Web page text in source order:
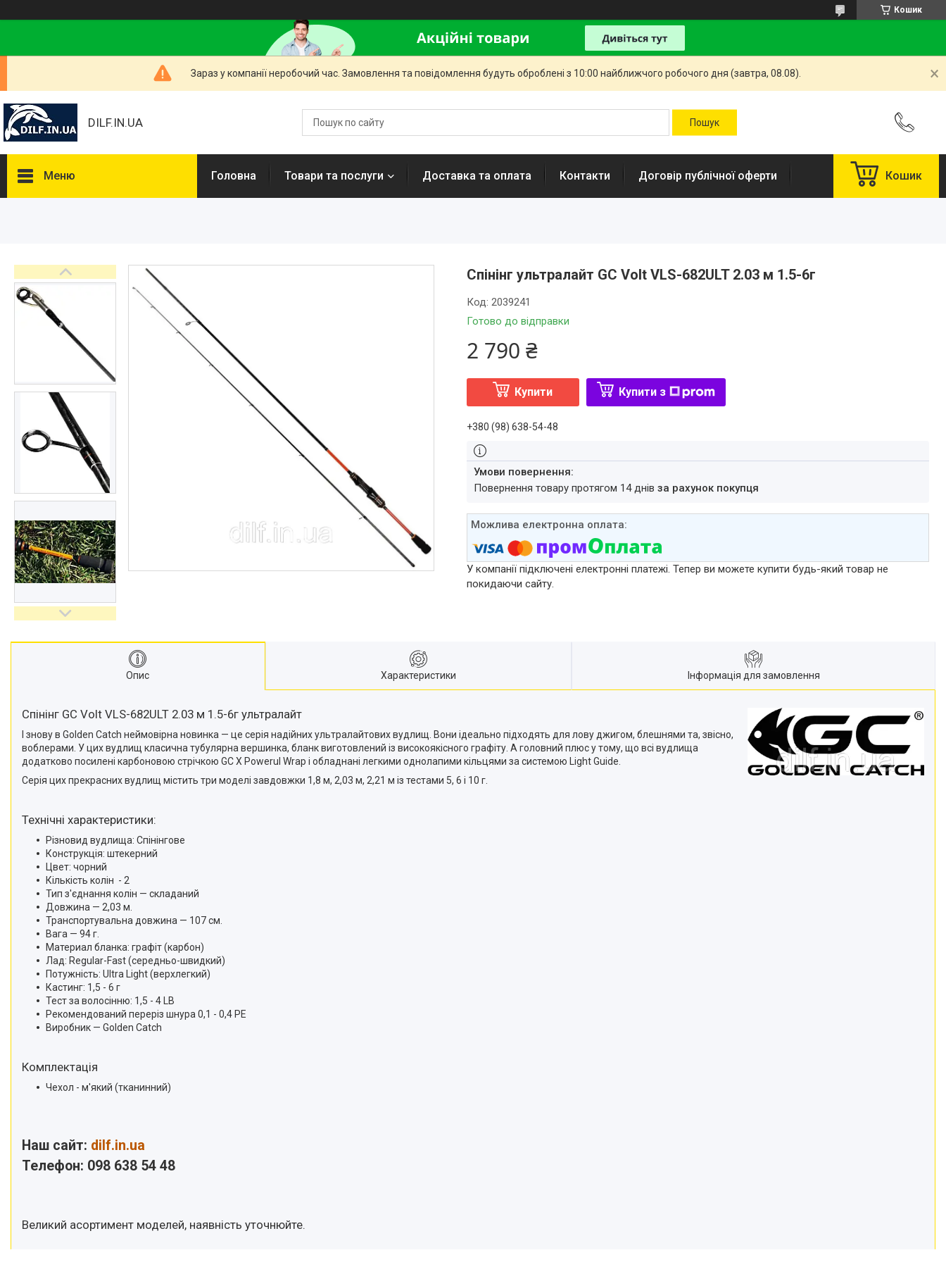
Кошик
Зараз у компанії неробочий час. Замовлення та повідомлення будуть оброблені з 10:00 найближчого робочого дня (завтра, 08.08).
DILF.IN.UA
Меню
Рибальські снасті
РОЗПРОДАЖ! Мега знижки!
Доставка та оплата
Повернення та обмін
Головна Товари та послуги Доставка та оплата Контакти Договір публічної оферти Кошик
Спінінг ультралайт GC Volt VLS-682ULT 2.03 м 1.5-6г
Готово до відправки
Код: 2039241
2 790 ₴
Купити Купити з
+380 (98) 638-54-48
повернення товару протягом 14 днів за рахунок покупця
У компанії підключені електронні платежі. Тепер ви можете купити будь-який товар не
покидаючи сайту.
Опис Характеристики Інформація для замовлення
Спінінг GC Volt VLS-682ULT 2.03 м 1.5-6г ультралайт
І знову в Golden Catch неймовірна новинка — це серія надійних ультралайтових вудлищ. Вони ідеально підходять для лову джигом, блешнями та, звісно,
воблерами. У цих вудлищ класична тубулярна вершинка, бланк виготовлений із високоякісного графіту. А головний плюс у тому, що всі вудлища
додатково посилені карбоновою стрічкою GC X Powerul Wrap і обладнані легкими однолапими кільцями за системою Light Guide.
Серія цих прекрасних вудлищ містить три моделі завдовжки 1,8 м, 2,03 м, 2,21 м із тестами 5, 6 і 10 г.
Технічні характеристики:
Різновид вудлища: Спінінгове
Конструкція: штекерний
Цвет: чорний
Кількість колін - 2
Тип з'єднання колін — складаний
Довжина — 2,03 м.
Транспортувальна довжина — 107 см.
Вага — 94 г.
Материал бланка: графіт (карбон)
Лад: Regular-Fast (середньо-швидкий)
Потужність: Ultra Light (верхлегкий)
Кастинг: 1,5 - 6 г
Тест за волосінню: 1,5 - 4 LB
Рекомендований переріз шнура 0,1 - 0,4 PE
Виробник — Golden Catch
Комплектація
Чехол - м'який (тканинний)
Наш сайт: dilf.in.ua
Телефон: 098 638 54 48
Великий асортимент моделей, наявність уточнюйте.